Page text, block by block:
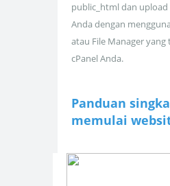
public_html dan
Anda dengan
atau File Manager yang
cPanel Anda.
Panduan
memulai